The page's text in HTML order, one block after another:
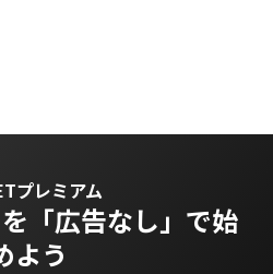
プレミアム
「広告なし」で始
よう